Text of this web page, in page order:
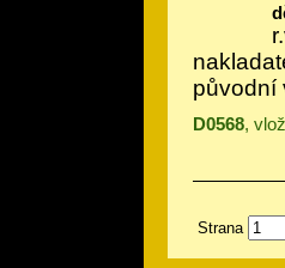
původní
D0568,
Strana